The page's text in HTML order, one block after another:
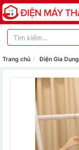
Trang chủ Điện Gia Dụng